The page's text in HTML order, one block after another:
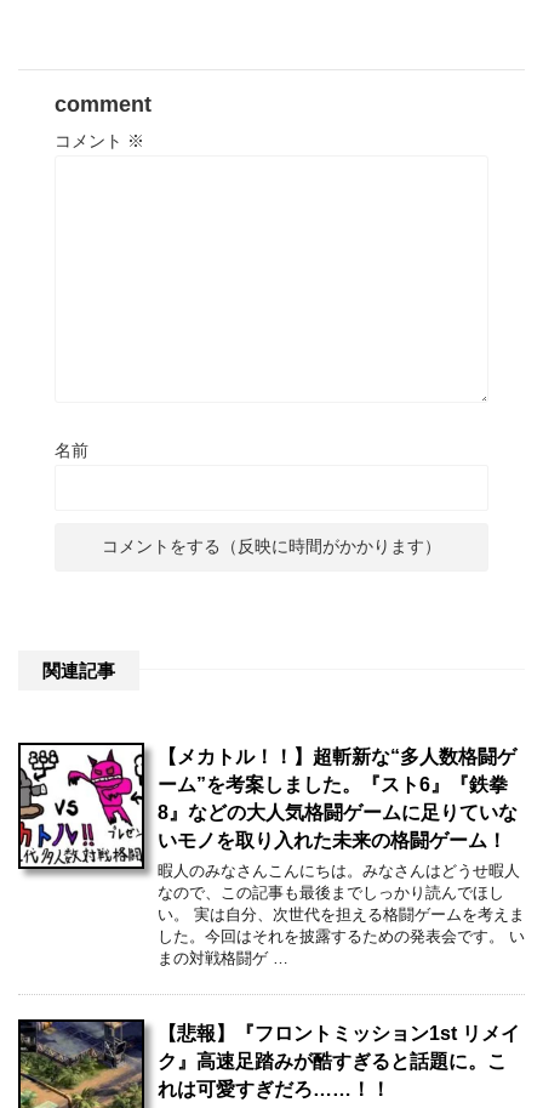
comment
コメント ※
名前
関連記事
【メカトル！！】超斬新な“多人数格闘ゲ
ーム”を考案しました。『スト6』『鉄拳
8』などの大人気格闘ゲームに足りていな
いモノを取り入れた未来の格闘ゲーム！
暇人のみなさんこんにちは。みなさんはどうせ暇人
なので、この記事も最後までしっかり読んでほし
い。 実は自分、次世代を担える格闘ゲームを考えま
した。今回はそれを披露するための発表会です。 い
まの対戦格闘ゲ …
【悲報】『フロントミッション1st リメイ
ク』高速足踏みが酷すぎると話題に。こ
れは可愛すぎだろ……！！